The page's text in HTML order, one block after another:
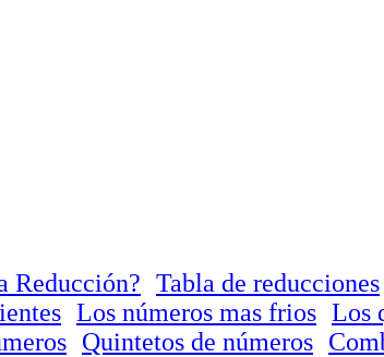
Reducción? Tabla de reducciones
Los números mas frios Los
Quintetos de números